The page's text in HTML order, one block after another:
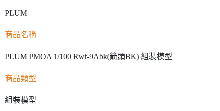
PLUM
商品名稱
PLUM PMOA 1/100 Rwf-9Abk(箭頭BK) 組裝模型
商品類型
組裝模型